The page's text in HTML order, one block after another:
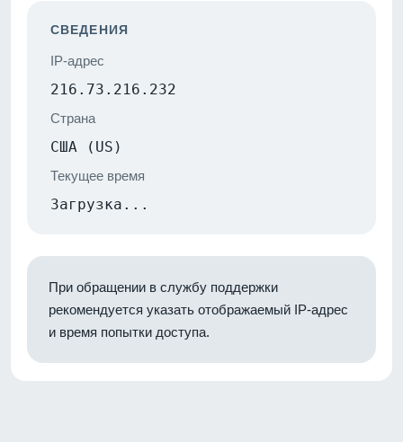
СВЕДЕНИЯ
IP-адрес
216.73.216.232
Страна
США (US)
Текущее время
Загрузка...
При обращении в службу поддержки
рекомендуется указать отображаемый IP-адрес
и время попытки доступа.